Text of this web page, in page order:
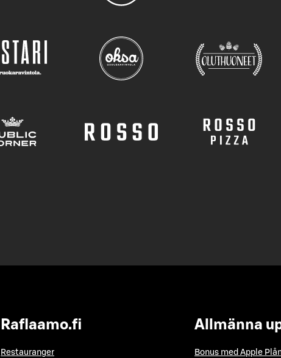
Raflaamo.fi
Restauranger
Allmänna
Bonus med Apple